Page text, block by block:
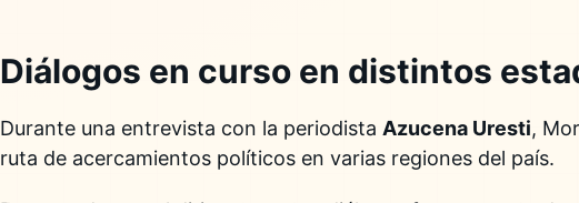
Diálogos en curso en distintos
Durante una entrevista con la periodista Azucena Uresti,
ruta de acercamientos políticos en varias regiones del país.